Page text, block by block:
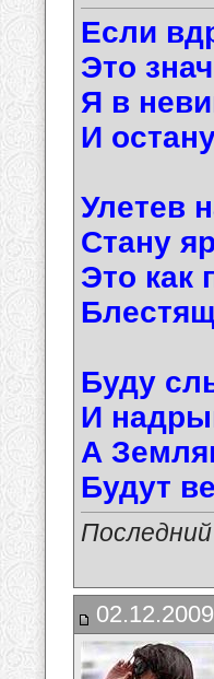
Если
Это
Я в
И
Улетев
Стану
Это как
Буду
И
А
Будут